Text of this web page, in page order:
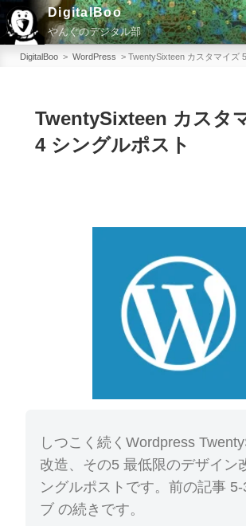
コ
ン
DigitalBoo
やんぐのデジタル部
DigitalBoo > WordPress > TwentySixteen カスタマイズ
TwentySixteen カスタ
4 シングルポスト
しつこく続くWordpress
改造、その5 最低限のデザイン
ングルポストです。前の記事 5-
ブ の続きです。